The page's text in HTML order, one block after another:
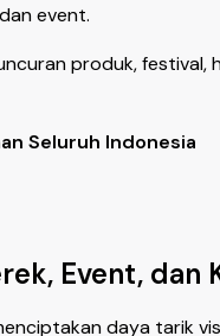
event.
produk,
Seluruh Indonesia
Event,
daya tarik